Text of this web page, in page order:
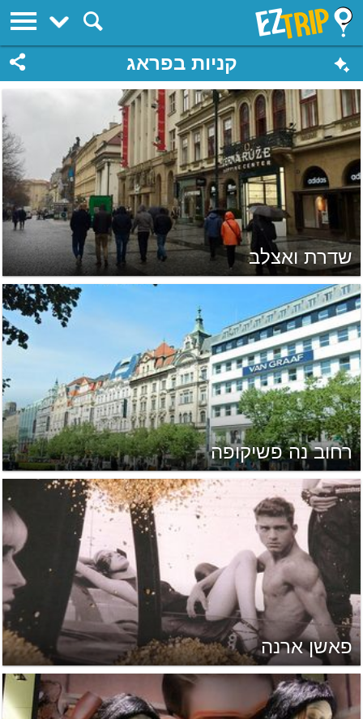
EZTrip
קניות בפראג
שדרת ואצלב
רחוב נה פשיקופה
פאשן ארנה